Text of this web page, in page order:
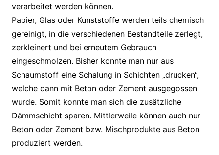
verarbeitet werden können.
Papier, Glas oder Kunststoffe werden teils chemisch
gereinigt, in die verschiedenen Bestandteile zerlegt,
zerkleinert und bei erneutem Gebrauch
eingeschmolzen. Bisher konnte man nur aus
Schaumstoff eine Schalung in Schichten „drucken“,
welche dann mit Beton oder Zement ausgegossen
wurde. Somit konnte man sich die zusätzliche
Dämmschicht sparen. Mittlerweile können auch nur
Beton oder Zement bzw. Mischprodukte aus Beton
produziert werden.